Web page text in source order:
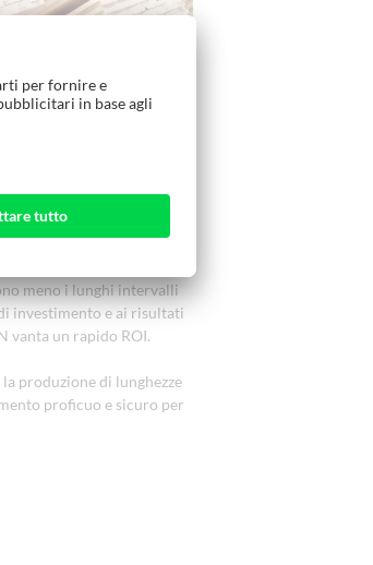
meno i lunghi intervalli
investimento e ai risultati
vanta un rapido ROI.
produzione di lunghezze
proficuo e sicuro per